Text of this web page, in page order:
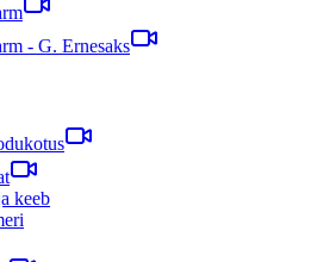
- G. Ernesaks
keeb